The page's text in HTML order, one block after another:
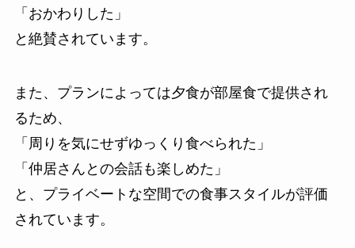
「おかわりした」
と絶賛されています。
また、プランによっては夕食が部屋食で提供され
るため、
「周りを気にせずゆっくり食べられた」
「仲居さんとの会話も楽しめた」
と、プライベートな空間での食事スタイルが評価
されています。